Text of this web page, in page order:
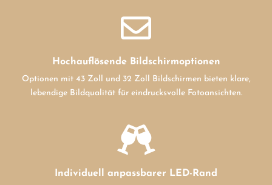

Hochauflösende Bildschirmoptionen
Optionen mit 43 Zoll und 32 Zoll Bildschirmen bieten klare,
lebendige Bildqualität für eindrucksvolle Fotoansichten.

Individuell anpassbarer LED-Rand